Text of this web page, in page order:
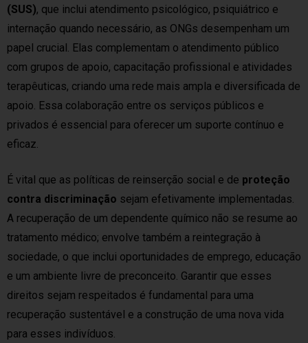
(SUS), que inclui atendimento psicológico, psiquiátrico e
internação quando necessário, as ONGs desempenham um
papel crucial. Elas complementam o atendimento público
com grupos de apoio, capacitação profissional e atividades
terapêuticas, criando uma rede mais ampla e diversificada de
apoio. Essa colaboração entre os serviços públicos e
privados é essencial para oferecer um suporte contínuo e
eficaz.
É vital que as políticas de reinserção social e de proteção
contra discriminação sejam efetivamente implementadas.
A recuperação de um dependente químico não se resume ao
tratamento médico; envolve também a reintegração à
sociedade, o que inclui oportunidades de emprego, educação
e um ambiente livre de preconceito. Garantir que esses
direitos sejam respeitados é fundamental para uma
recuperação sustentável e a construção de uma nova vida
para esses indivíduos.